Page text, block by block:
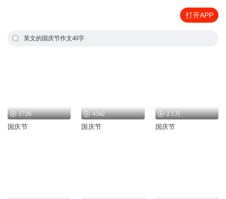
打开APP
英文的国庆节作文40字
1726
国庆节
4542
国庆节
2.1万
国庆节